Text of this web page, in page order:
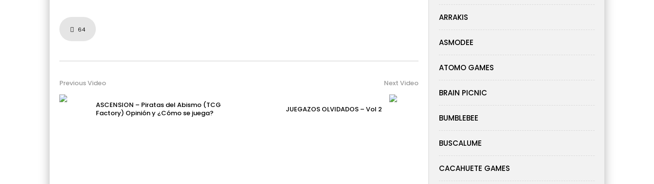
64
Previous Video
ASCENSION – Piratas del Abismo (TCG
Factory) Opinión y ¿Cómo se juega?
Next Video
JUEGAZOS OLVIDADOS – Vol 2
ARRAKIS
ASMODEE
ATOMO GAMES
BRAIN PICNIC
BUMBLEBEE
BUSCALUME
CACAHUETE GAMES